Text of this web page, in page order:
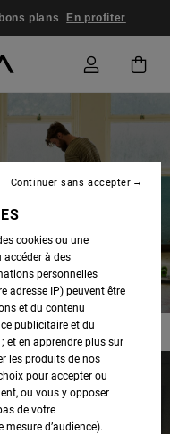
plans En profiter
cookies ou une
à des
personnelles
adresse IP) peuvent être
et du contenu
publicitaire et du
et en apprendre plus sur
les produits de nos
pour accepter ou
ou vous y opposer
de votre
d’audience).
Continuer sans accepter